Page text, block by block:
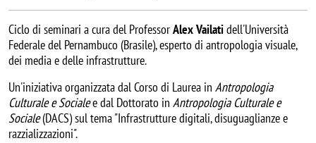
Ciclo di seminari a cura del ProfessorAlex Vailatidell'Università
Federale del Pernambuco (Brasile), esperto di antropologia visuale,
dei media e delle infrastrutture.
Un'iniziativa organizzata dal Corso di Laurea in Antropologia
Culturale e Socialee dal Dottorato in Antropologia Culturale e
Sociale(DACS) sul tema "Infrastrutture digitali, disuguaglianze e
razzializzazioni".